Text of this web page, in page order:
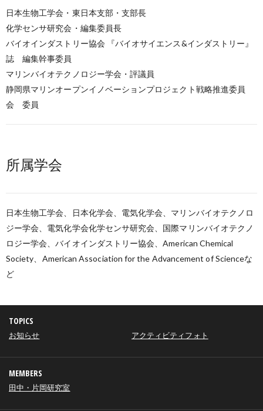
日本生物工学会・東日本支部・支部長
化学センサ研究会・編集委員長
バイオインダストリー協会 『バイオサイエンス&インダストリー』
誌 編集幹事委員
マリンバイオテクノロジー学会・評議員
静岡県マリンオープンイノベーションプロジェクト戦略推進委員
会 委員
所属学会
日本生物工学会、日本化学会、電気化学会、マリンバイオテクノロ
ジー学会、電気化学会化学センサ研究会、国際マリンバイオテクノ
ロジー学会、バイオインダストリー協会、American Chemical
Society、American Association for the Advancement of Scienceな
ど
TOPICS
お知らせ アクティビティフォト
MEMBERS
田中・片岡研究室